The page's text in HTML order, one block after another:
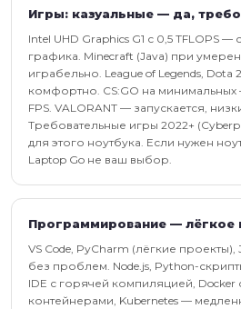
Игры: казуальные — да,
Intel UHD Graphics G1 с 0,5 TFLOPS
графика. Minecraft (Java) при
играбельно. League of Legends, Dota
комфортно. CS:GO на
FPS. VALORANT — запускается,
Требовательные игры 2022+
для этого ноутбука. Если нужен
Laptop Go не ваш выбор.
Программирование — лёгкое
VS Code, PyCharm (лёгкие
без проблем. Node.js, Python-
IDE с горячей компиляцией, Docker
контейнерами, Kubernetes —